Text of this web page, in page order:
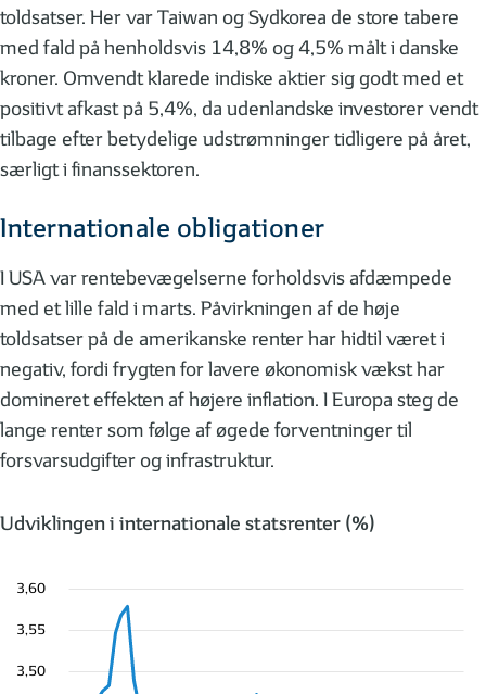
toldsatser. Her var Taiwan og Sydkorea de store tabere
med fald på henholdsvis 14,8% og 4,5% målt i danske
kroner. Omvendt klarede indiske aktier sig godt med et
positivt afkast på 5,4%, da udenlandske investorer vendt
tilbage efter betydelige udstrømninger tidligere på året,
særligt i finanssektoren.
Internationale obligationer
I USA var rentebevægelserne forholdsvis afdæmpede
med et lille fald i marts. Påvirkningen af de høje
toldsatser på de amerikanske renter har hidtil været i
negativ, fordi frygten for lavere økonomisk vækst har
domineret effekten af højere inflation. I Europa steg de
lange renter som følge af øgede forventninger til
forsvarsudgifter og infrastruktur.
Udviklingen i internationale statsrenter (%)
3,50
3,55
3,60